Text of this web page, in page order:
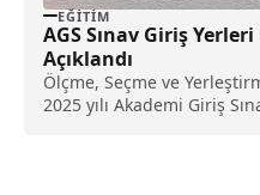
EĞITIM
AGS Sınav Giriş
Açıklandı
Ölçme, Seçme ve
2025 yılı Akademi Giriş